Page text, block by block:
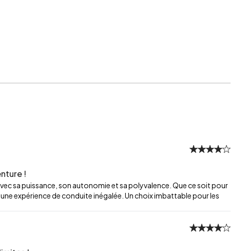
!
sa puissance, son autonomie et sa polyvalence. Que ce soit pour
expérience de conduite inégalée. Un choix imbattable pour les